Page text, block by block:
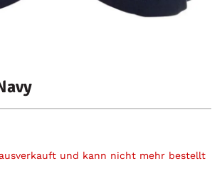
und kann nicht mehr bestellt